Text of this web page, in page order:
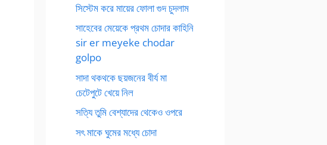
সিস্টেম করে মায়ের ফোলা গুদ চুদলাম
সাহেবের মেয়েকে প্রথম চোদার কাহিনি
sir er meyeke chodar
golpo
সাদা থকথকে ছয়জনের বীর্য মা
চেটেপুটে খেয়ে নিল
সত্যি তুমি বেশ্যাদের থেকেও ওপরে
সৎ মাকে ঘুমের মধ্যে চোদা